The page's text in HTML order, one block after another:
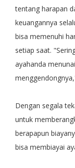
tentang harapan
keuangannya
bisa memenuhi
setiap saat.
ayahanda
Dengan segala
untuk
berapapun
bisa membiayai